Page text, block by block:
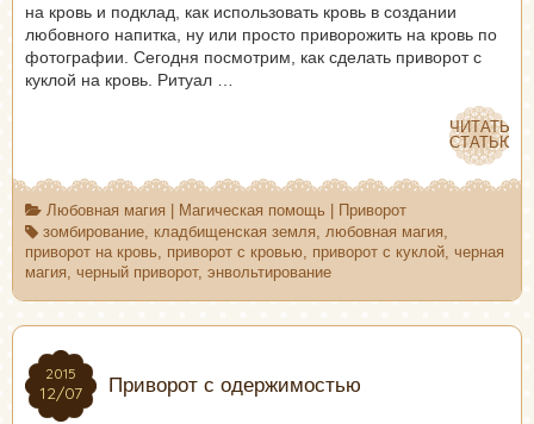
на кровь и подклад, как использовать кровь в создании
любовного напитка, ну или просто приворожить на кровь по
фотографии. Сегодня посмотрим, как сделать приворот с
куклой на кровь. Ритуал …
ЧИТАТЬ
СТАТЬЮ
ЧИТАТЬ
СТАТЬЮ
Любовная магия Магическая помощь
Приворот
зомбирование, кладбищенская земля, любовная магия,
приворот на кровь, приворот с кровью, приворот с куклой, черная
магия, черный приворот, энвольтирование
2015
12/07
2015
12/07 Приворот с одержимостью